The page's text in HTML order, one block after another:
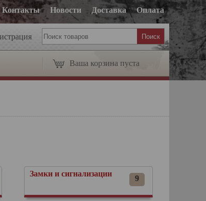
Оплата
Доставка
Новости
Контакты
Ваша корзина пуста
Замки и сигнализации
9